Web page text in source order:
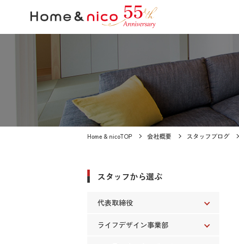
Home & nicoTOP 会社概要 スタッフブログ
スタッフから選ぶ
代表取締役
ライフデザイン事業部